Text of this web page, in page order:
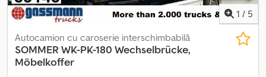
1 / 5
Autocamion cu caroserie interschimbabilă
SOMMER WK-PK-180 Wechselbrücke,
Möbelkoffer